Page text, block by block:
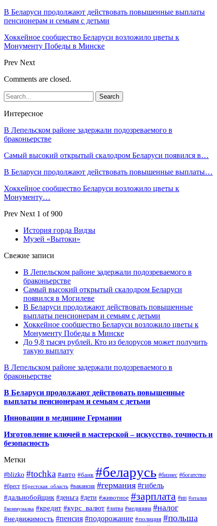
В Беларуси продолжают действовать повышенные выплаты
пенсионерам и семьям с детьми
Хоккейное сообщество Беларуси возложило цветы к
Монументу Победы в Минске
Prev Next
Comments are closed.
Интересное
В Лепельском районе задержали подозреваемого в
браконьерстве
Самый высокий открытый скалодром Беларуси появился в…
В Беларуси продолжают действовать повышенные выплаты…
Хоккейное сообщество Беларуси возложило цветы к
Монументу…
Prev Next 1 of 900
История горда Видзы
Музей «Вытоки»
Свежие записи
В Лепельском районе задержали подозреваемого в
браконьерстве
Самый высокий открытый скалодром Беларуси
появился в Могилеве
В Беларуси продолжают действовать повышенные
выплаты пенсионерам и семьям с детьми
Хоккейное сообщество Беларуси возложило цветы к
Монументу Победы в Минске
До 9,8 тысяч рублей. Кто из белорусов может получить
такую выплату
В Лепельском районе задержали подозреваемого в
браконьерстве
В Беларуси продолжают действовать повышенные
выплаты пенсионерам и семьям с детьми
Инновации в медицине Германии
Изготовление ключей в мастерской – искусство, точность и
безопасность
Метки
#blizko #tochka #авто #банк #беларусь #бизнес #богатство
#брест #брестская_область #вакансия #германия #гибель
#дальнобойщик #деньга #дети #животное #зарплата #ип #италия
#коммуналка #кредит #курс_валют #литва #медицина #налог
#недвижимость #пенсия #подорожание #полиция #польша